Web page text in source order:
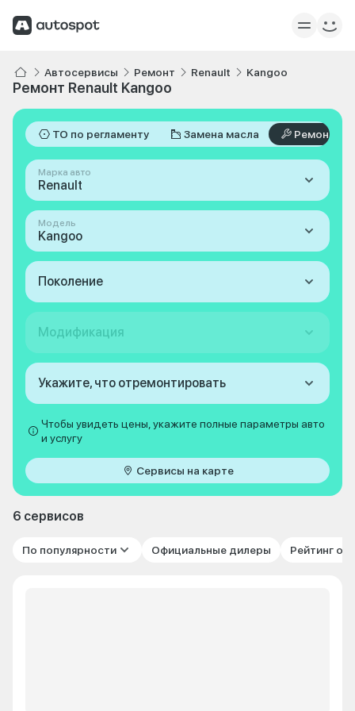
Автосервисы Ремонт Renault Kangoo
Ремонт Renault Kangoo
ТО по регламенту Замена масла Ремонт
Марка авто
Renault
Модель
Kangoo
Поколение
Модификация
Укажите, что отремонтировать
Чтобы увидеть цены, укажите полные параметры авто
и услугу
Сервисы на карте
6 сервисов
По популярности Официальные дилеры Рейтинг